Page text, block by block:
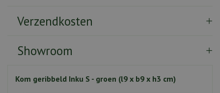
Verzendkosten
Showroom
Kom geribbeld Inku S - groen (l9 x b9 x h3 cm)